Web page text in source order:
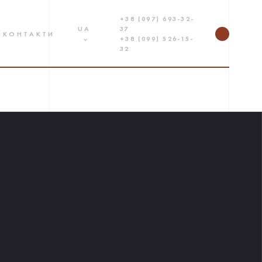
КОНТАКТИ
UA
+38 (097) 693-32-
37
+38 (099) 526-15-
32